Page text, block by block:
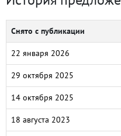
Снято с публикации
22 января 2026
29 октября 2025
14 октября 2025
18 августа 2023